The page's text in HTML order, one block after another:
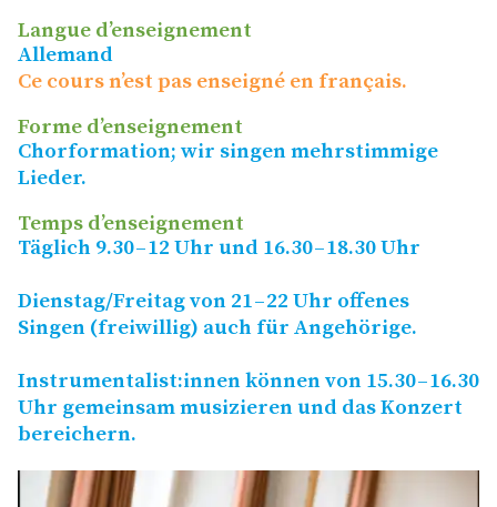
Langue d’enseignement
Allemand
Ce cours n’est pas enseigné en français.
Forme d’enseignement
Chorformation; wir singen mehrstimmige
Lieder.
Temps d’enseignement
Täglich 9.30 – 12 Uhr und 16.30 – 18.30 Uhr
Dienstag/​Freitag von 21 – 22 Uhr offenes
Singen (freiwillig) auch für Angehörige.
Instrumentalist:innen können von 15.30 – 16.30
Uhr gemeinsam musizieren und das Konzert
bereichern.